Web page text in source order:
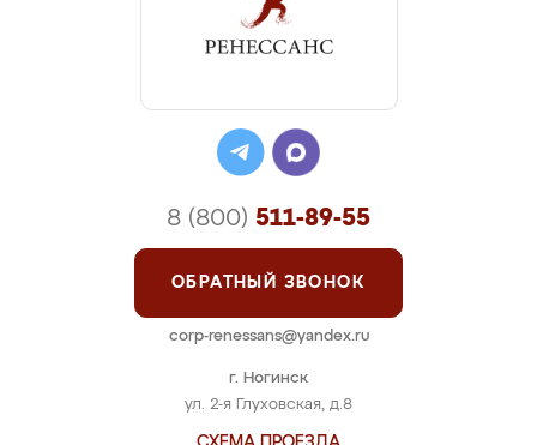
г. Ногинск
ул. 2-я Глуховская, д.8
8 (800) 511-89-55
ОБРАТНЫЙ ЗВОНОК
corp-renessans@yandex.ru